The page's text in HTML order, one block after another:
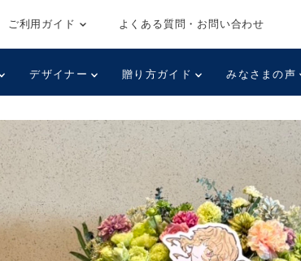
ご利用ガイド よくある質問・お問い合わせ
デザイナー 贈り方ガイド みなさまの声